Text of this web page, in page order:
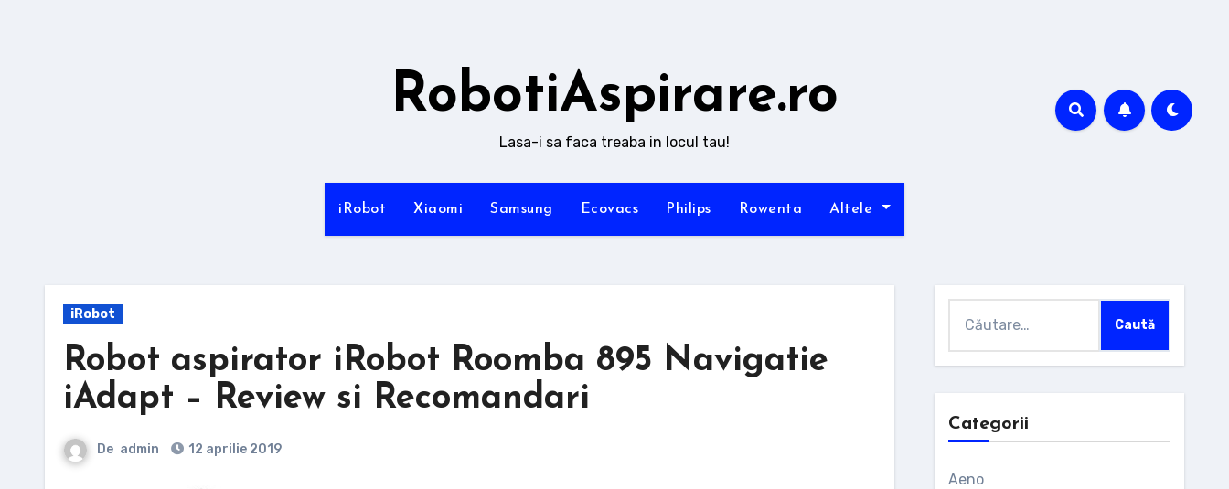
RobotiAspirare.ro
Lasa-i sa faca treaba in locul tau!
iRobot Xiaomi Samsung Ecovacs Philips Rowenta Altele
iRobot
Robot aspirator iRobot Roomba 895 Navigatie
iAdapt – Review si Recomandari
De admin 12 aprilie 2019
după:
Categorii
Aeno